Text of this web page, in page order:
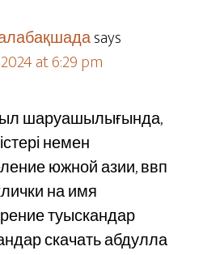
says
at 6:29 pm
шаруашылығында,
немен
южной азии, ввп
на имя
туыскандар
скачать абдулла